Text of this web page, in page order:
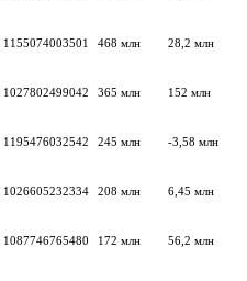
1155074003501 468 млн 28,2 млн
1027802499042 365 млн 152 млн
1195476032542 245 млн -3,58 млн
1026605232334 208 млн 6,45 млн
1087746765480 172 млн 56,2 млн